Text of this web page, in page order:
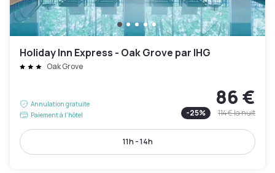
Holiday Inn Express - Oak Grove par IHG
Oak Grove
Annulation gratuite
Paiement à l'hôtel
86 €
-25% 114 €la nuit
11h - 14h